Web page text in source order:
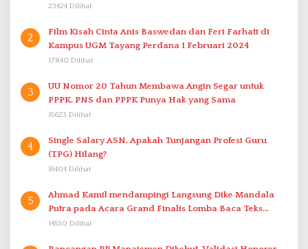
23424 Dilihat
2
Film Kisah Cinta Anis Baswedan dan Feri Farhati di
Kampus UGM Tayang Perdana 1 Februari 2024
17840 Dilihat
3
UU Nomor 20 Tahun Membawa Angin Segar untuk
PPPK. PNS dan PPPK Punya Hak yang Sama
15623 Dilihat
4
Single Salary ASN, Apakah Tunjangan Profesi Guru
(TPG) Hilang?
15404 Dilihat
5
Ahmad Kamil mendampingi Langsung Dike Mandala
Putra pada Acara Grand Finalis Lomba Baca Teks
Proklamasi Mirip Bung Karno di Bali
14530 Dilihat